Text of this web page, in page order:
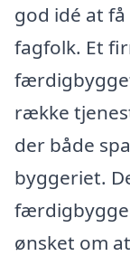
god idé at
fagfolk. Et
række
der både
byggeriet.
ønsket om